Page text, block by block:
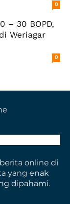
0
– 30 BOPD,
Weriagar
0
online di
yang enak
dipahami.